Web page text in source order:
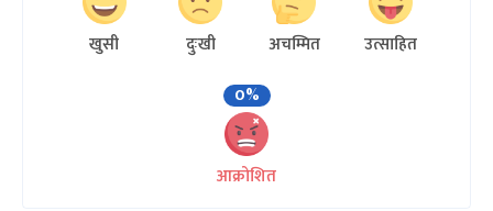
खुसी दुःखी अचम्मित
उत्साहित
0%
आक्रोशित